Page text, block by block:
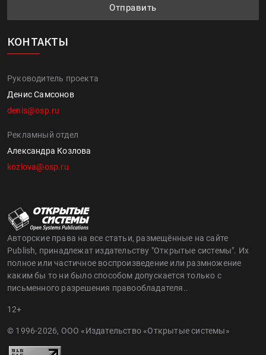
Отправить
КОНТАКТЫ
Руководитель проекта
Денис Самсонов
denis@osp.ru
Рекламный отдел
Александра Козлова
kozlova@osp.ru
Авторские права на все статьи, размещённые на сайте
Publish, принадлежат издательству "Открытые системы". Их
полное или частичное воспроизведение или размножение
каким бы то ни было способом допускается только с
письменного разрешения правообладателя..
12+
© 1996-2026, ООО «Издательство «Открытые системы»